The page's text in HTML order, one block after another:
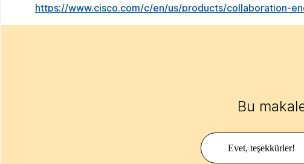
https://www.cisco.com/c/en/us/products/collaboration-
Bu
Evet, teşekkürler!